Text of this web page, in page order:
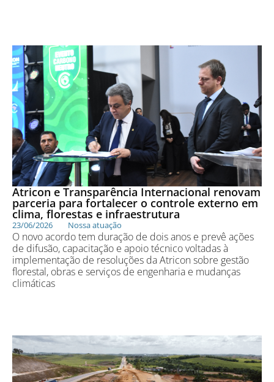
Atricon e Transparência Internacional renovam
parceria para fortalecer o controle externo em
clima, florestas e infraestrutura
23/06/2026 Nossa atuação
O novo acordo tem duração de dois anos e prevê ações
de difusão, capacitação e apoio técnico voltadas à
implementação de resoluções da Atricon sobre gestão
florestal, obras e serviços de engenharia e mudanças
climáticas